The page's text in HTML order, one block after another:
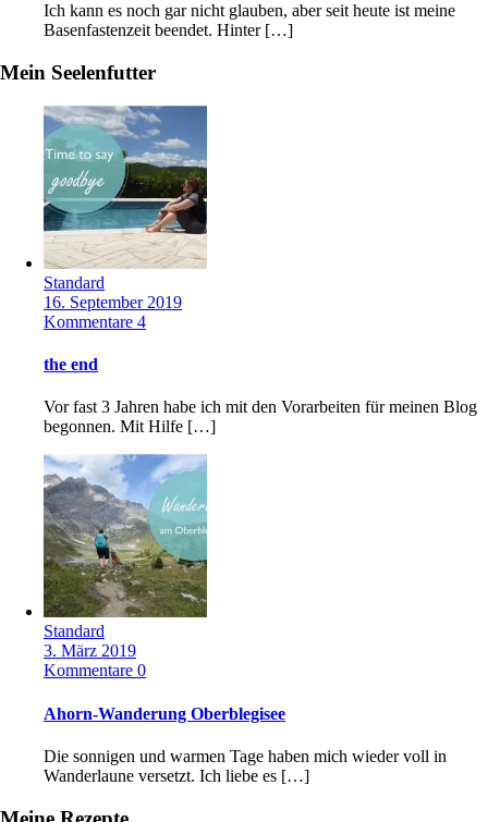
Ich kann es noch gar nicht glauben, aber seit heute ist meine
Basenfastenzeit beendet. Hinter […]
Mein Seelenfutter
Standard
16. September 2019
Kommentare 4
the end
Vor fast 3 Jahren habe ich mit den Vorarbeiten für meinen Blog
begonnen. Mit Hilfe […]
Standard
3. März 2019
Kommentare 0
Ahorn-Wanderung Oberblegisee
Die sonnigen und warmen Tage haben mich wieder voll in
Wanderlaune versetzt. Ich liebe es […]